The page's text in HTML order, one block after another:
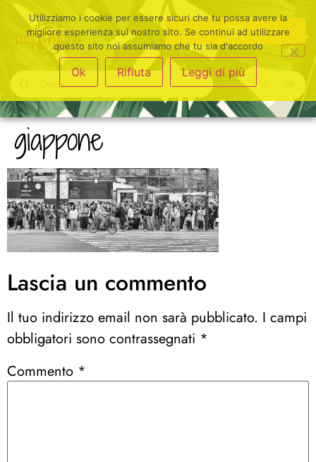
giappone
Lascia un commento
Il tuo indirizzo email non sarà pubblicato. I campi
obbligatori sono contrassegnati *
Commento *
Utilizziamo i cookie per essere sicuri che tu possa avere la
migliore esperienza sul nostro sito. Se continui ad utilizzare
questo sito noi assumiamo che tu sia d'accordo
Ok Rifiuta Leggi di più